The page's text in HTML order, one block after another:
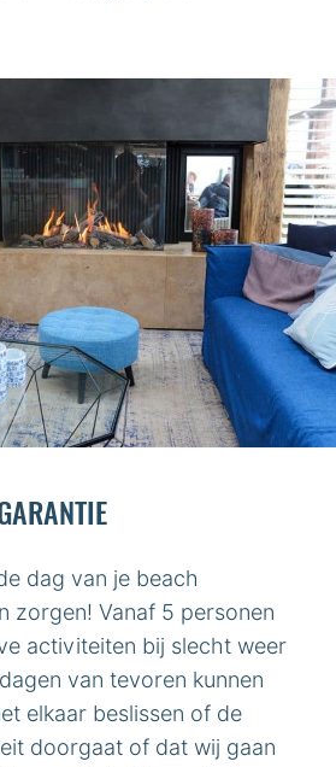
dag van je beach
zorgen! Vanaf 5 personen
activiteiten bij slecht weer
van tevoren kunnen
elkaar beslissen of de
doorgaat of dat wij gaan